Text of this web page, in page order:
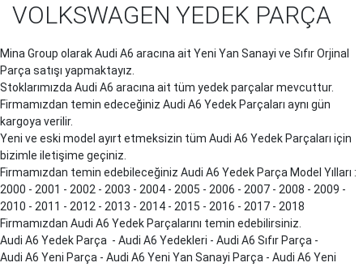
VOLKSWAGEN YEDEK PARÇA
Mina Group olarak Audi A6 aracına ait Yeni Yan Sanayi ve Sıfır Orjinal
Parça satışı yapmaktayız.
Stoklarımızda Audi A6 aracına ait tüm yedek parçalar mevcuttur.
Firmamızdan temin edeceğiniz Audi A6 Yedek Parçaları aynı gün
kargoya verilir.
Yeni ve eski model ayırt etmeksizin tüm Audi A6 Yedek Parçaları için
bizimle iletişime geçiniz.
Firmamızdan temin edebileceğiniz Audi A6 Yedek Parça Model Yılları :
2000 - 2001 - 2002 - 2003 - 2004 - 2005 - 2006 - 2007 - 2008 - 2009 -
2010 - 2011 - 2012 - 2013 - 2014 - 2015 - 2016 - 2017 - 2018
Firmamızdan Audi A6 Yedek Parçalarını temin edebilirsiniz.
Audi A6 Yedek Parça - Audi A6 Yedekleri - Audi A6 Sıfır Parça -
Audi A6 Yeni Parça - Audi A6 Yeni Yan Sanayi Parça - Audi A6 Yeni